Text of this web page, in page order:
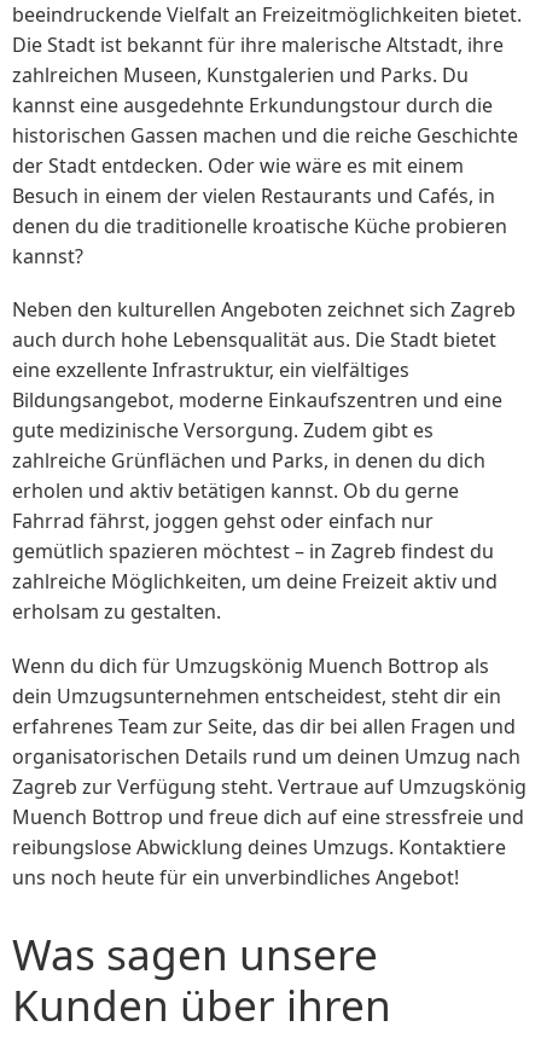
beeindruckende Vielfalt an Freizeitmöglichkeiten bietet.
Die Stadt ist bekannt für ihre malerische Altstadt, ihre
zahlreichen Museen, Kunstgalerien und Parks. Du
kannst eine ausgedehnte Erkundungstour durch die
historischen Gassen machen und die reiche Geschichte
der Stadt entdecken. Oder wie wäre es mit einem
Besuch in einem der vielen Restaurants und Cafés, in
denen du die traditionelle kroatische Küche probieren
kannst?
Neben den kulturellen Angeboten zeichnet sich Zagreb
auch durch hohe Lebensqualität aus. Die Stadt bietet
eine exzellente Infrastruktur, ein vielfältiges
Bildungsangebot, moderne Einkaufszentren und eine
gute medizinische Versorgung. Zudem gibt es
zahlreiche Grünflächen und Parks, in denen du dich
erholen und aktiv betätigen kannst. Ob du gerne
Fahrrad fährst, joggen gehst oder einfach nur
gemütlich spazieren möchtest – in Zagreb findest du
zahlreiche Möglichkeiten, um deine Freizeit aktiv und
erholsam zu gestalten.
Wenn du dich für Umzugskönig Muench Bottrop als
dein Umzugsunternehmen entscheidest, steht dir ein
erfahrenes Team zur Seite, das dir bei allen Fragen und
organisatorischen Details rund um deinen Umzug nach
Zagreb zur Verfügung steht. Vertraue auf Umzugskönig
Muench Bottrop und freue dich auf eine stressfreie und
reibungslose Abwicklung deines Umzugs. Kontaktiere
uns noch heute für ein unverbindliches Angebot!
Was sagen unsere
Kunden über ihren